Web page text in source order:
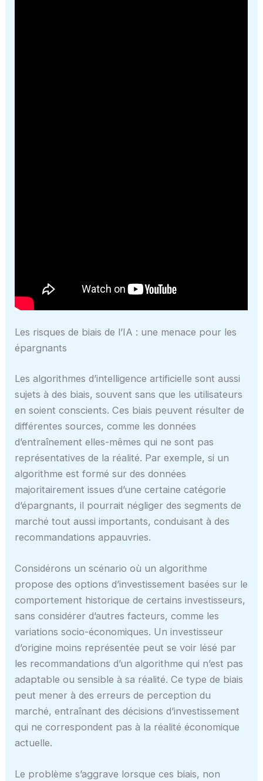
Les risques de biais de l’IA : une menace pour les
épargnants
Les algorithmes d’intelligence artificielle sont aussi
sujets à des biais, souvent sans que les utilisateurs
en soient conscients. Ces biais peuvent résulter de
différentes sources, comme les données
d’entraînement elles-mêmes qui ne sont pas
représentatives de la réalité. Par exemple, si un
algorithme est formé sur des données
majoritairement issues d’une certaine catégorie
d’épargnants, il pourrait négliger des segments de
marché tout aussi importants, conduisant à des
recommandations appauvries.
Considérons un scénario où un algorithme
propose des options d’investissement basées sur le
comportement historique de certains investisseurs,
sans considérer d’autres facteurs, comme les
variations socio-économiques. Un investisseur
d’origine moins représentée peut se voir lésé par
les recommandations d’un algorithme qui n’est pas
adaptable ou sensible à sa réalité. Ce type de biais
peut mener à des erreurs de perception du
marché, entraînant des décisions d’investissement
qui ne correspondent pas à la réalité économique
actuelle.
Le problème s’aggrave lorsque ces biais, non